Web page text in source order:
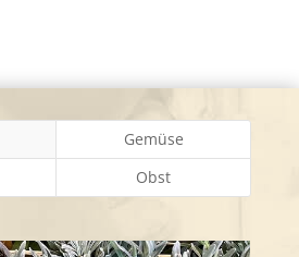
Gemüse
Obst